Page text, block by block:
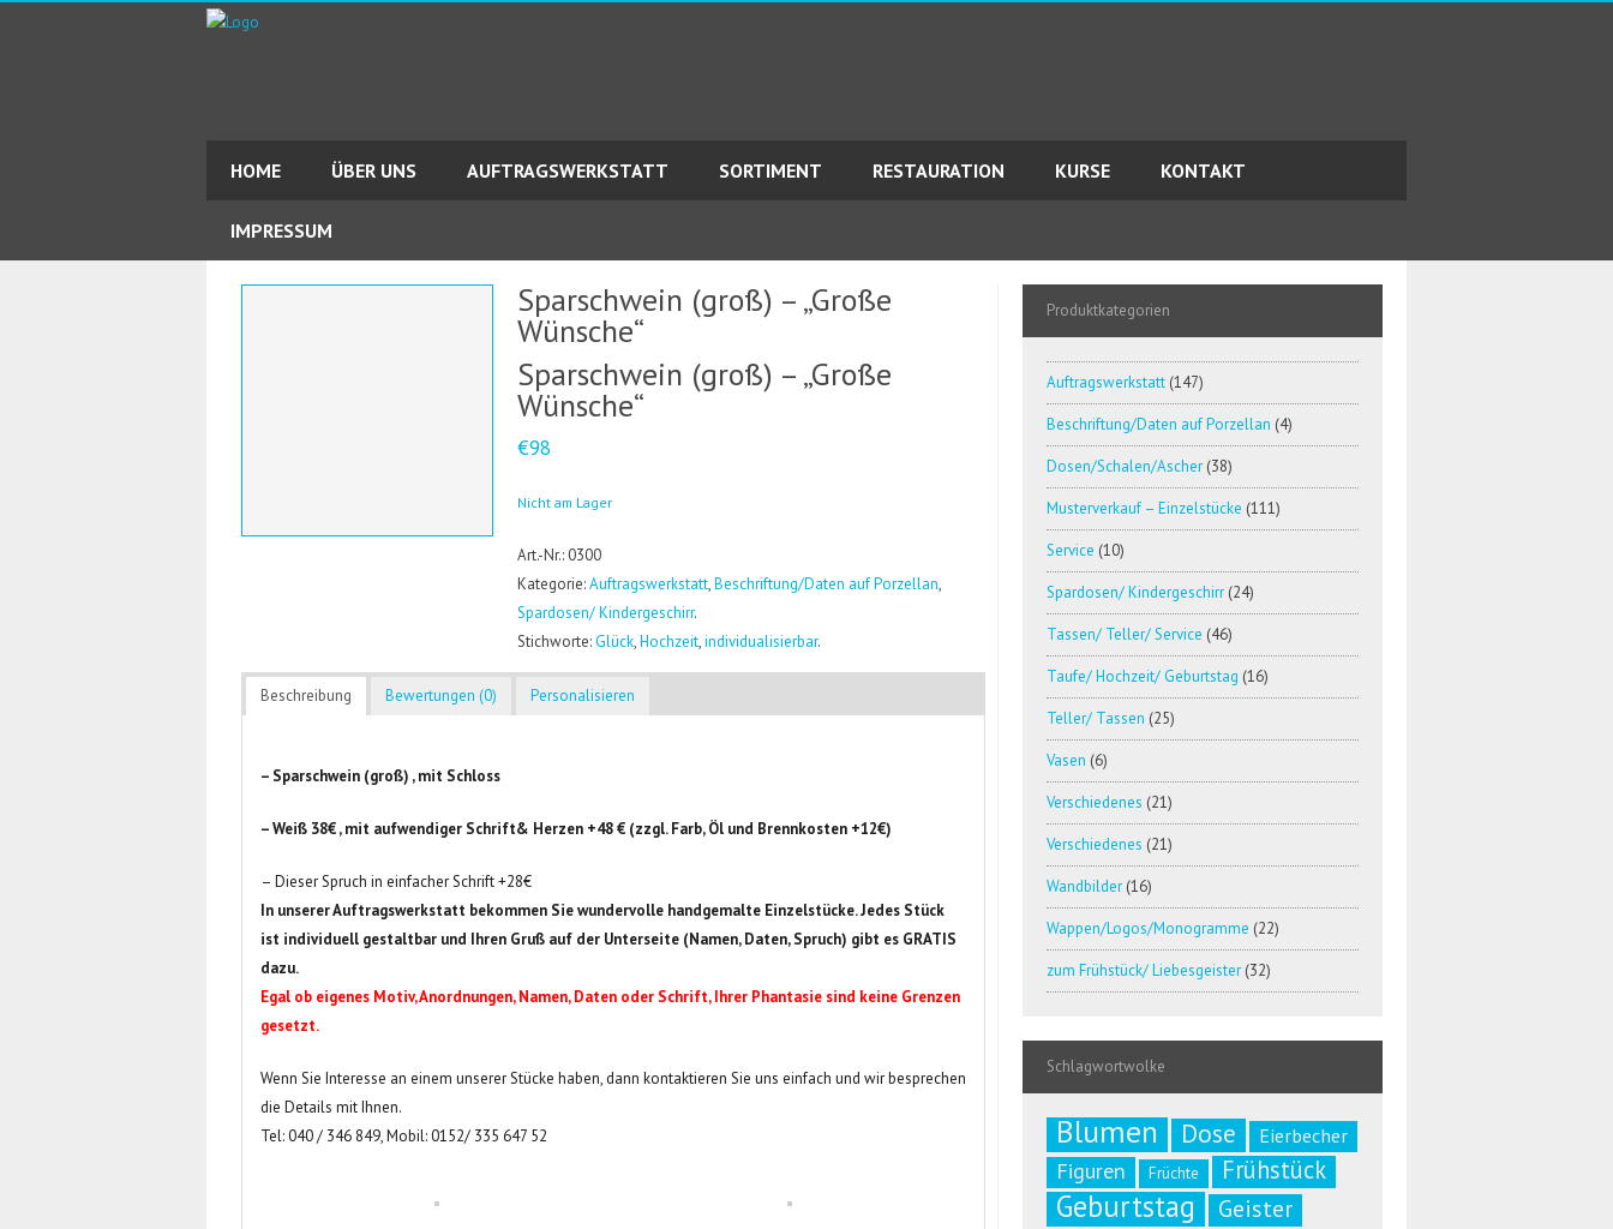
HOME ÜBER UNS AUFTRAGSWERKSTATT SORTIMENT RESTAURATION KURSE KONTAKT
IMPRESSUM
Sparschwein (groß) – „Große
Wünsche“
Sparschwein (groß) – „Große
Wünsche“
€98
Nicht am Lager
Art.-Nr.: 0300
Kategorie:Auftragswerkstatt,Beschriftung/Daten auf Porzellan,
Spardosen/ Kindergeschirr.
Stichworte:Glück,Hochzeit,individualisierbar.
Beschreibung Bewertungen (0) Personalisieren
– Sparschwein (groß) , mit Schloss
– Weiß 38€ , mit aufwendiger Schrift& Herzen +48 € (zzgl. Farb, Öl und Brennkosten +12€)
– Dieser Spruch in einfacher Schrift +28€
In unserer Auftragswerkstatt bekommen Sie wundervolle handgemalte Einzelstücke. Jedes Stück
ist individuell gestaltbar und Ihren Gruß auf der Unterseite (Namen, Daten, Spruch) gibt es GRATIS
dazu.
Egal ob eigenes Motiv, Anordnungen, Namen, Daten oder Schrift, Ihrer Phantasie sind keine Grenzen
gesetzt.
Wenn Sie Interesse an einem unserer Stücke haben, dann kontaktieren Sie uns einfach und wir besprechen
die Details mit Ihnen.
Tel: 040 / 346 849, Mobil: 0152/ 335 647 52
Produktkategorien
Auftragswerkstatt (147)
Beschriftung/Daten auf Porzellan (4)
Dosen/Schalen/Ascher (38)
Musterverkauf – Einzelstücke (111)
Service (10)
Spardosen/ Kindergeschirr (24)
Tassen/ Teller/ Service (46)
Taufe/ Hochzeit/ Geburtstag (16)
Teller/ Tassen (25)
Vasen (6)
Verschiedenes (21)
Verschiedenes (21)
Wandbilder (16)
Wappen/Logos/Monogramme (22)
zum Frühstück/ Liebesgeister (32)
Schlagwortwolke
Blumen Dose Eierbecher
Figuren Früchte Frühstück
Geburtstag Geister